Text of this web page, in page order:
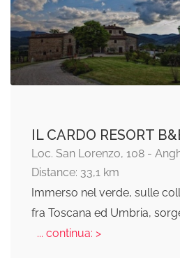
IL CARDO RESORT
Loc. San Lorenzo, 108 -
Distance: 33,1 km
Immerso nel verde, sulle
fra Toscana ed Umbria,
... continua: >